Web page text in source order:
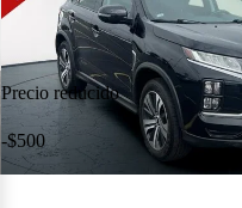
Precio reducido
-$500